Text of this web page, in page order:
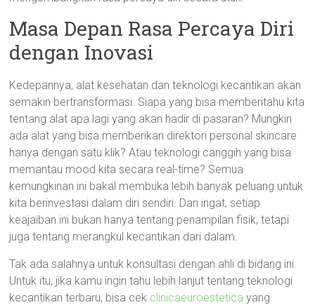
Masa Depan Rasa Percaya Diri
dengan Inovasi
Kedepannya, alat kesehatan dan teknologi kecantikan akan
semakin bertransformasi. Siapa yang bisa memberitahu kita
tentang alat apa lagi yang akan hadir di pasaran? Mungkin
ada alat yang bisa memberikan direktori personal skincare
hanya dengan satu klik? Atau teknologi canggih yang bisa
memantau mood kita secara real-time? Semua
kemungkinan ini bakal membuka lebih banyak peluang untuk
kita berinvestasi dalam diri sendiri. Dan ingat, setiap
keajaiban ini bukan hanya tentang penampilan fisik, tetapi
juga tentang merangkul kecantikan dari dalam.
Tak ada salahnya untuk konsultasi dengan ahli di bidang ini.
Untuk itu, jika kamu ingin tahu lebih lanjut tentang teknologi
kecantikan terbaru, bisa cek clinicaeuroestetica yang